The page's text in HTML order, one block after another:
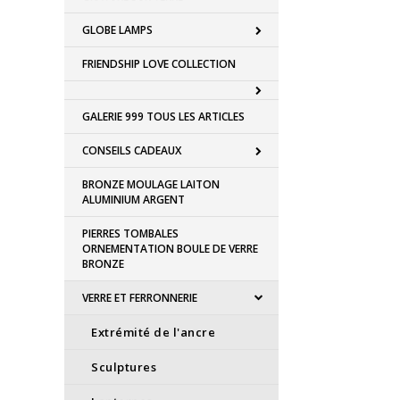
GLOBE LAMPS
FRIENDSHIP LOVE COLLECTION
GALERIE 999 TOUS LES ARTICLES
CONSEILS CADEAUX
BRONZE MOULAGE LAITON
ALUMINIUM ARGENT
PIERRES TOMBALES
ORNEMENTATION BOULE DE VERRE
BRONZE
VERRE ET FERRONNERIE
Extrémité de l'ancre
Sculptures